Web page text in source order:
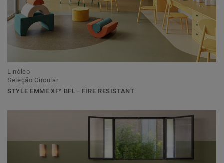
Linóleo
Seleção Circular
STYLE EMME XF² BFL - FIRE RESISTANT